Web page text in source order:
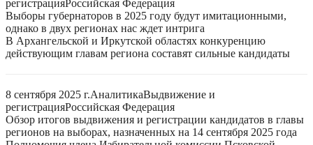
регистрацияРоссийская Федерация
Выборы губернаторов в 2025 году будут имитационными,
однако в двух регионах нас ждет интрига
В Архангельской и Иркутской областях конкуренцию
действующим главам региона составят сильные кандидаты
8 сентября 2025 г.АналитикаВыдвижение и
регистрацияРоссийская Федерация
Обзор итогов выдвижения и регистрации кандидатов в главы
регионов на выборах, назначенных на 14 сентября 2025 года